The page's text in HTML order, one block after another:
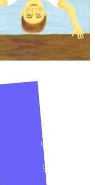
02:34
03:17